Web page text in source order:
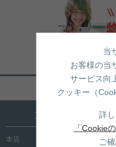
ペ
文京区内に15店舗
本店
当
お客様の当
サービス向
クッキー（
詳
「Cookie
ご